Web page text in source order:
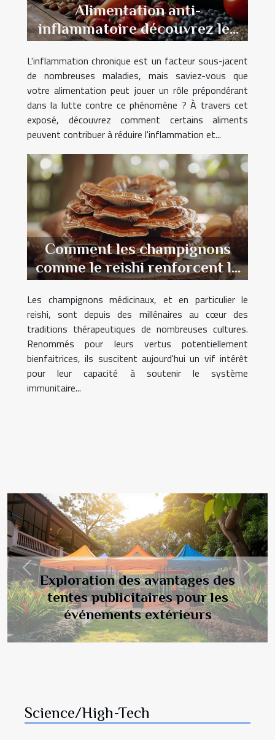
Alimentation anti-
inflammatoire découvrez les
aliments clés et leurs bienfaits
pour la santé
L'inflammation chronique est un facteur sous-jacent
de nombreuses maladies, mais saviez-vous que
votre alimentation peut jouer un rôle prépondérant
dans la lutte contre ce phénomène ? À travers cet
exposé, découvrez comment certains aliments
peuvent contribuer à réduire l'inflammation et...
Comment les champignons
comme le reishi renforcent le
système immunitaire
Les champignons médicinaux, et en particulier le
reishi, sont depuis des millénaires au cœur des
traditions thérapeutiques de nombreuses cultures.
Renommés pour leurs vertus potentiellement
bienfaitrices, ils suscitent aujourd'hui un vif intérêt
pour leur capacité à soutenir le système
immunitaire...
Exploration des avantages des
tentes publicitaires pour les
événements extérieurs
Previous Next
Science/High-Tech